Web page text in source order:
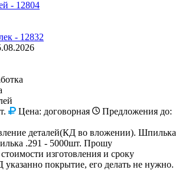
- 12832
Цена: договорная
Предложения до:
деталей(КД во вложении). Шпилька
.291 - 5000шт. Прошу
изготовления и сроку
покрытие, его делать не нужно.